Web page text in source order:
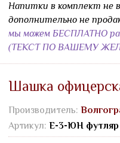
Напитки в комплект не
дополнительно не
мы можем БЕСПЛАТНО
(ТЕКСТ ПО ВАШЕМУ
Шашка
Производитель:
Артикул: Е-3-ЮН футляр